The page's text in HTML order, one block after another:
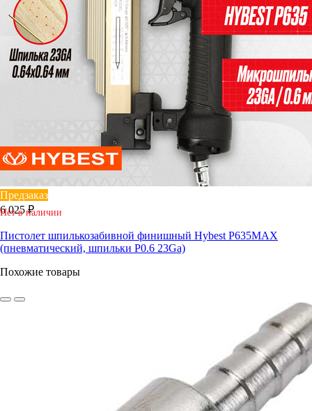
Предзаказ
6 025 ₽
Нет в наличии
Пистолет шпилькозабивной финишный Hybest P635MAX
(пневматический, шпильки P0.6 23Ga)
Похожие товары